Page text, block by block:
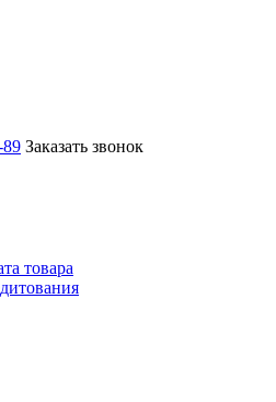
89 Заказать звонок
товара